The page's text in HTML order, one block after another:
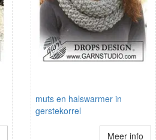
muts en halswarmer in
gerstekorrel
Meer info